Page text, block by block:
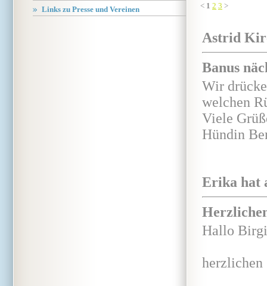
Links zu Presse und Vereinen
< 1 2 3 >
Astrid
Banus
Wir
welchen
Viele
Hündin
Erika hat
Hallo